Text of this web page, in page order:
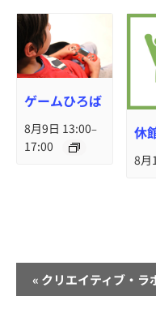
ゲームひろば
8月9日 13:00–
17:00
休
8月
ベ
« クリエイティブ・ラ